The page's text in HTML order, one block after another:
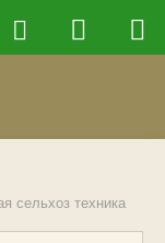
сельхоз техника